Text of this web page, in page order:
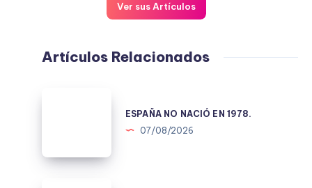
Ver sus Artículos
Artículos Relacionados
1978.
ESPAÑA NO NACIÓ EN 1978.
07/08/2026